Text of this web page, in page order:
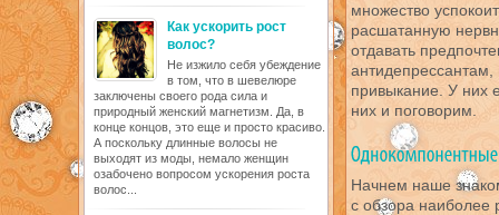
Как ускорить рост
волос?
Не изжило себя убеждение
в том, что в шевелюре
заключены своего рода сила и
природный женский магнетизм. Да, в
конце концов, это еще и просто красиво.
А поскольку длинные волосы не
выходят из моды, немало женщин
озабочено вопросом ускорения роста
волос...
множество
расшатанную
отдавать
привыкание. У них
них и поговорим.
Начнем наше
с обзора наиболее